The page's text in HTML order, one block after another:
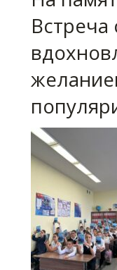
Встреча